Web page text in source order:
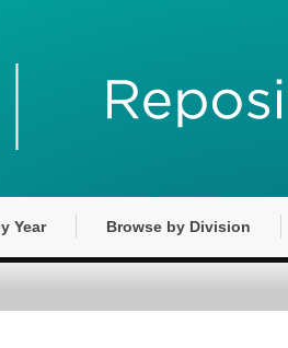
Year Browse by Division